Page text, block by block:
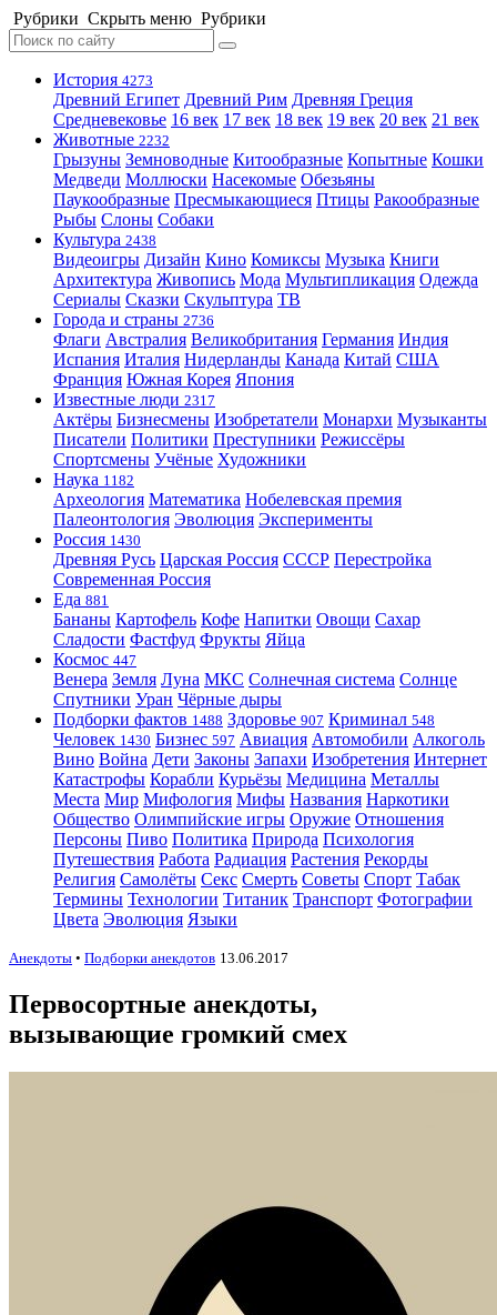
Рубрики Скрыть меню Рубрики
История 4273
Древний Египет Древний Рим Древняя Греция
Средневековье 16 век 17 век 18 век 19 век 20 век 21 век
Животные 2232
Грызуны Земноводные Китообразные Копытные Кошки
Медведи Моллюски Насекомые Обезьяны
Паукообразные Пресмыкающиеся Птицы Ракообразные
Рыбы Слоны Собаки
Культура 2438
Видеоигры Дизайн Кино Комиксы Музыка Книги
Архитектура Живопись Мода Мультипликация Одежда
Сериалы Сказки Скульптура ТВ
Города и страны 2736
Флаги Австралия Великобритания Германия Индия
Испания Италия Нидерланды Канада Китай США
Франция Южная Корея Япония
Известные люди 2317
Актёры Бизнесмены Изобретатели Монархи Музыканты
Писатели Политики Преступники Режиссёры
Спортсмены Учёные Художники
Наука 1182
Археология Математика Нобелевская премия
Палеонтология Эволюция Эксперименты
Россия 1430
Древняя Русь Царская Россия СССР Перестройка
Современная Россия
Еда 881
Бананы Картофель Кофе Напитки Овощи Сахар
Сладости Фастфуд Фрукты Яйца
Космос 447
Венера Земля Луна МКС Солнечная система Солнце
Спутники Уран Чёрные дыры
Подборки фактов 1488 Здоровье 907 Криминал 548
Человек 1430 Бизнес 597 Авиация Автомобили Алкоголь
Вино Война Дети Законы Запахи Изобретения Интернет
Катастрофы Корабли Курьёзы Медицина Металлы
Места Мир Мифология Мифы Названия Наркотики
Общество Олимпийские игры Оружие Отношения
Персоны Пиво Политика Природа Психология
Путешествия Работа Радиация Растения Рекорды
Религия Самолёты Секс Смерть Советы Спорт Табак
Термины Технологии Титаник Транспорт Фотографии
Цвета Эволюция Языки
Анекдоты • Подборки анекдотов 13.06.2017
Первосортные анекдоты,
вызывающие громкий смех